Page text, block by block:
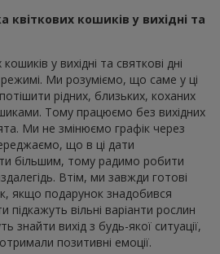
квіткових кошиків у вихідні та
у вихідні та святкові дні
Ми розуміємо, що саме у ці
рідних, близьких, коханих
Тому працюємо без вихідних
Ми не змінюємо графік через
що в ці дати
більшим, тому радимо робити
Втім, ми завжди готові
якщо подарунок знадобився
підкажуть вільні варіанти рослин
знайти вихід з будь-якої ситуації,
позитивні емоції.